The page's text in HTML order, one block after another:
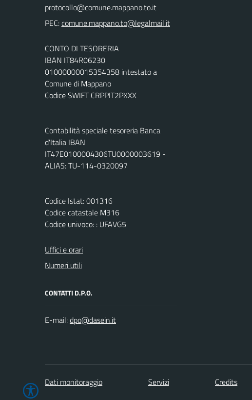
PEC:
CONTO DI TESORERIA
IBAN IT84R06230
01000000015354358 intestato a
Comune di Mappano
Codice SWIFT CRPPIT2PXXX
Contabilità speciale tesoreria Banca
d'Italia IBAN
IT47E0100004306TU0000003619 -
ALIAS: TU-114-0320097
Codice Istat: 001316
Codice catastale M316
Codice univoco: : UFAVG5
Uffici e orari
Numeri utili
CONTATTI D.P.O.
E-mail:
Dati monitoraggio Servizi Credits